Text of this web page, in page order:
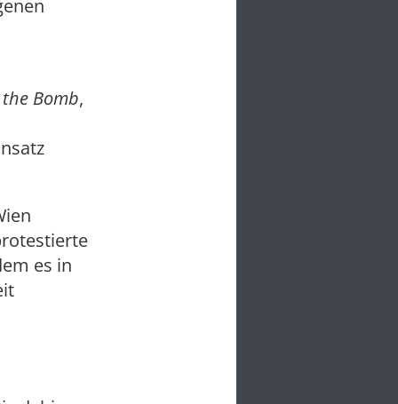
Bomb,
es in